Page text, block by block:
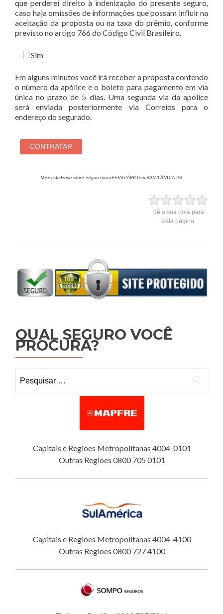
que perderei direito à indenização do presente seguro,
caso haja omissões de informações que possam influir na
aceitação da proposta ou na taxa do prêmio, conforme
previsto no artigo 766 do Código Civil Brasileiro.
Sim
Em alguns minutos você irá receber a proposta contendo
o número da apólice e o boleto para pagamento em via
única no prazo de 5 dias. Uma segunda via da apólice
será enviada posteriormente via Correios para o
endereço do segurado.
Você está lendo sobre: Seguro para ESTAGIÁRIO em RAMILÂNDIA-PR
Dê a sua nota para
esta página
QUAL SEGURO VOCÊ
PROCURA?
Capitais e Regiões Metropolitanas 4004-0101
Outras Regiões 0800 705 0101
Capitais e Regiões Metropolitanas 4004-4100
Outras Regiões 0800 727 4100